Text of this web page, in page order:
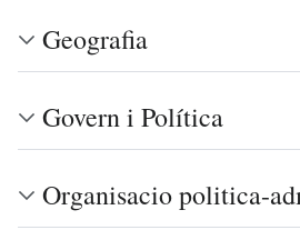
Geografia
Govern i Política
Organisacio politica-